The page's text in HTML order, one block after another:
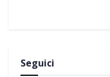
Seguici